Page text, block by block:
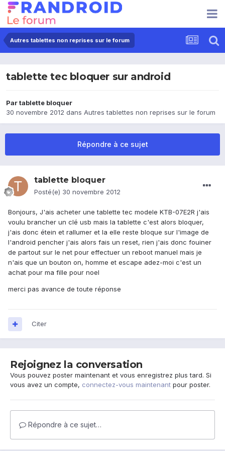
Autres tablettes non reprises sur le forum
tablette tec bloquer sur android
Partablette bloquer
30 novembre 2012 dans Autres tablettes non reprises sur le forum
Répondre à ce sujet
tablette bloquer
Posté(e) 30 novembre 2012
Bonjours, J'ais acheter une tablette tec modele KTB-07E2R j'ais
voulu brancher un clé usb mais la tablette c'est alors bloquer,
j'ais donc étein et rallumer et la elle reste bloque sur l'image de
l'android pencher j'ais alors fais un reset, rien j'ais donc fouiner
de partout sur le net pour effectuer un reboot manuel mais je
n'ais que un bouton on, homme et escape adez-moi c'est un
achat pour ma fille pour noel
merci pas avance de toute réponse
Citer
Rejoignez la conversation
Vous pouvez poster maintenant et vous enregistrez plus tard. Si
vous avez un compte, connectez-vous maintenant pour poster.
Répondre à ce sujet…